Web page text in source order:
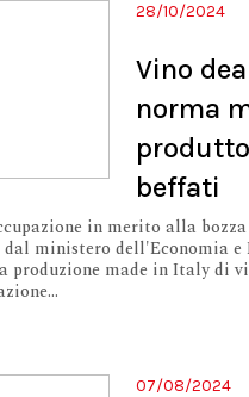
28/10/2024
Vino
norma
beffati
in merito alla
dal ministero dell'Economia e
produzione made in Italy di
07/08/2024